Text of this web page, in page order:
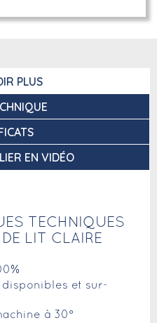
PLUS
EN VIDÉO
TECHNIQUES
DE LIT CLAIRE
disponibles et sur-
à 30°